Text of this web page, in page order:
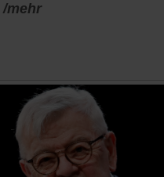
/mehr